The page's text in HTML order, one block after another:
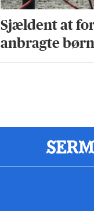
Sjældent at
anbragte